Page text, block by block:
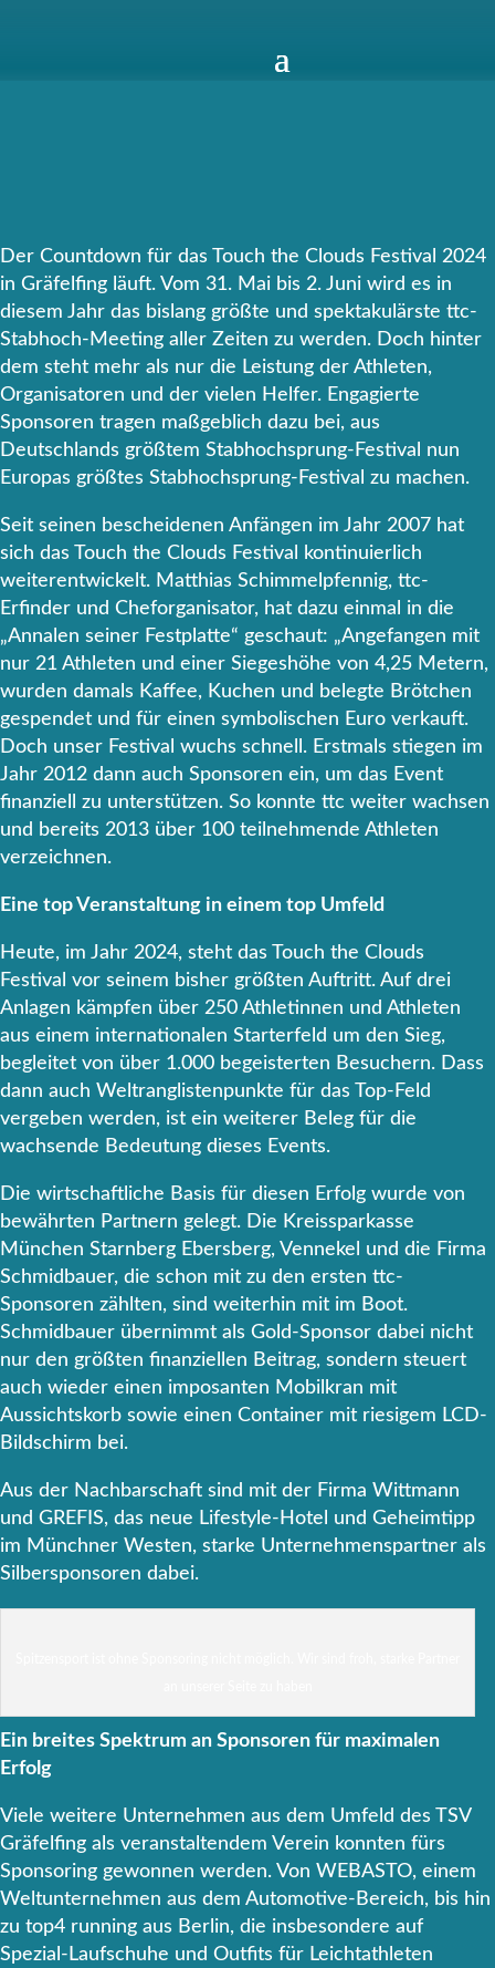
Der Countdown für das Touch the Clouds Festival 2024
in Gräfelfing läuft. Vom 31. Mai bis 2. Juni wird es in
diesem Jahr das bislang größte und spektakulärste ttc-
Stabhoch-Meeting aller Zeiten zu werden. Doch hinter
dem steht mehr als nur die Leistung der Athleten,
Organisatoren und der vielen Helfer. Engagierte
Sponsoren tragen maßgeblich dazu bei, aus
Deutschlands größtem Stabhochsprung-Festival nun
Europas größtes Stabhochsprung-Festival zu machen.
Seit seinen bescheidenen Anfängen im Jahr 2007 hat
sich das Touch the Clouds Festival kontinuierlich
weiterentwickelt. Matthias Schimmelpfennig, ttc-
Erfinder und Cheforganisator, hat dazu einmal in die
„Annalen seiner Festplatte“ geschaut: „Angefangen mit
nur 21 Athleten und einer Siegeshöhe von 4,25 Metern,
wurden damals Kaffee, Kuchen und belegte Brötchen
gespendet und für einen symbolischen Euro verkauft.
Doch unser Festival wuchs schnell. Erstmals stiegen im
Jahr 2012 dann auch Sponsoren ein, um das Event
finanziell zu unterstützen. So konnte ttc weiter wachsen
und bereits 2013 über 100 teilnehmende Athleten
verzeichnen.
Eine top Veranstaltung in einem top Umfeld
Heute, im Jahr 2024, steht das Touch the Clouds
Festival vor seinem bisher größten Auftritt. Auf drei
Anlagen kämpfen über 250 Athletinnen und Athleten
aus einem internationalen Starterfeld um den Sieg,
begleitet von über 1.000 begeisterten Besuchern. Dass
dann auch Weltranglistenpunkte für das Top-Feld
vergeben werden, ist ein weiterer Beleg für die
wachsende Bedeutung dieses Events.
Die wirtschaftliche Basis für diesen Erfolg wurde von
bewährten Partnern gelegt. Die Kreissparkasse
München Starnberg Ebersberg, Vennekel und die Firma
Schmidbauer, die schon mit zu den ersten ttc-
Sponsoren zählten, sind weiterhin mit im Boot.
Schmidbauer übernimmt als Gold-Sponsor dabei nicht
nur den größten finanziellen Beitrag, sondern steuert
auch wieder einen imposanten Mobilkran mit
Aussichtskorb sowie einen Container mit riesigem LCD-
Bildschirm bei.
Aus der Nachbarschaft sind mit der Firma Wittmann
und GREFIS, das neue Lifestyle-Hotel und Geheimtipp
im Münchner Westen, starke Unternehmenspartner als
Silbersponsoren dabei.
Ein breites Spektrum an Sponsoren für maximalen
Erfolg
Viele weitere Unternehmen aus dem Umfeld des TSV
Gräfelfing als veranstaltendem Verein konnten fürs
Sponsoring gewonnen werden. Von WEBASTO, einem
Weltunternehmen aus dem Automotive-Bereich, bis hin
zu top4 running aus Berlin, die insbesondere auf
Spezial-Laufschuhe und Outfits für Leichtathleten